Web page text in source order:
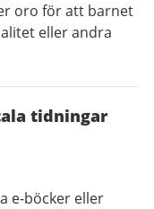
oro för att barnet
eller andra
tidningar
e-böcker eller